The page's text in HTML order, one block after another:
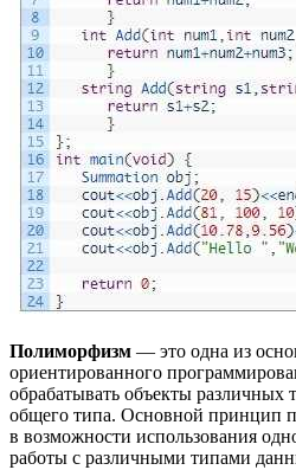
Полиморфизм — это одна из
ориентированного
обрабатывать объекты различных
общего типа. Основной принцип
в возможности использования
работы с различными типами